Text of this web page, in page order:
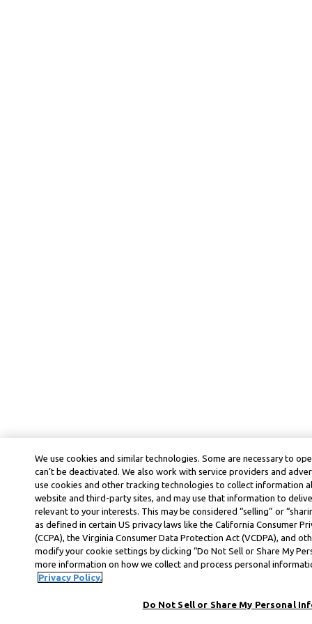
We use cookies and similar technologies. Some are necessary to
can’t be deactivated. We also work with service providers and
use cookies and other tracking technologies to collect information
website and third-party sites, and may use that information to
relevant to your interests. This may be considered “selling” or
as defined in certain US privacy laws like the California Consumer
(CCPA), the Virginia Consumer Data Protection Act (VCDPA), and
modify your cookie settings by clicking “Do Not Sell or Share My
more information on how we collect and process personal
Privacy Policy.
Do Not Sell or Share My Personal